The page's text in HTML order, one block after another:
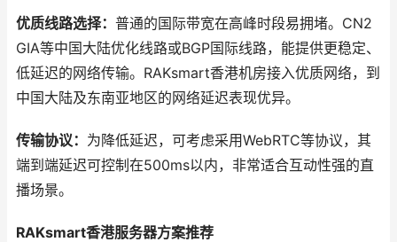
优质线路选择： 普通的国际带宽在高峰时段易拥堵。CN2
GIA等中国大陆优化线路或BGP国际线路，能提供更稳定、
低延迟的网络传输。RAKsmart香港机房接入优质网络，到
中国大陆及东南亚地区的网络延迟表现优异。
传输协议： 为降低延迟，可考虑采用WebRTC等协议，其
端到端延迟可控制在500ms以内，非常适合互动性强的直
播场景。
RAKsmart香港服务器方案推荐